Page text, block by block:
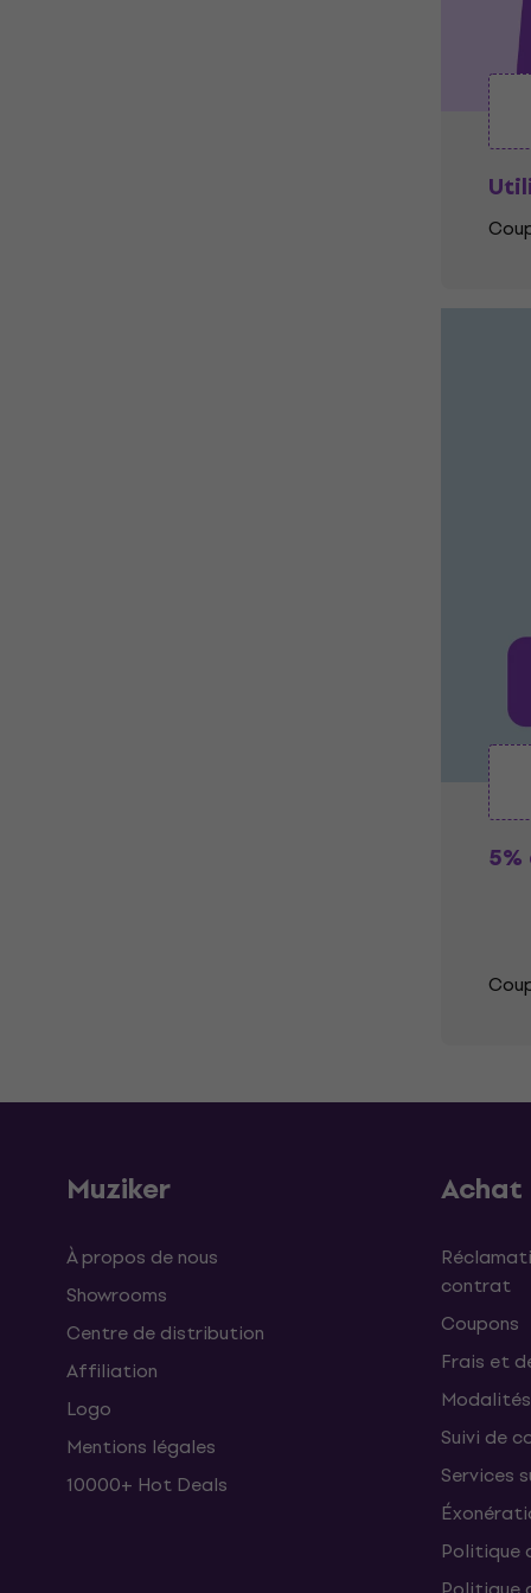
Muziker
À propos de nous
Showrooms
Centre de distribution
Affiliation
Logo
Mentions légales
10000+ Hot Deals
Achat
contrat
Coupons
Frais et
Suivi de
Services
Politique